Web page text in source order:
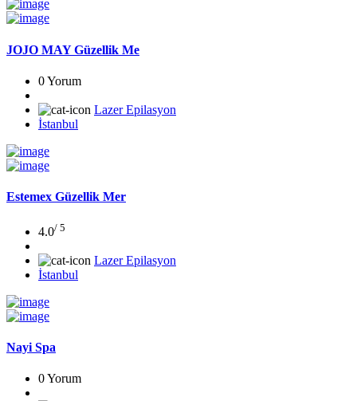
JOJO MAY Güzellik Me
0 Yorum
Lazer Epilasyon
İstanbul
Estemex Güzellik Mer
4.0/ 5
Lazer Epilasyon
İstanbul
Nayi Spa
0 Yorum